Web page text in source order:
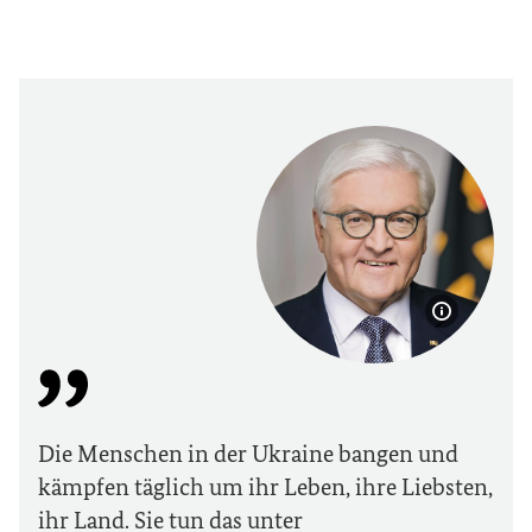
Die Menschen in der Ukraine bangen und
kämpfen täglich um ihr Leben, ihre Liebsten,
ihr Land. Sie tun das unter